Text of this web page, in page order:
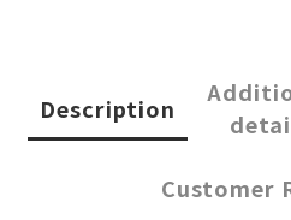
Description
Customer